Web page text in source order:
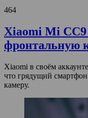
464
Xiaomi Mi
фронтальную
Xiaomi в своём
что грядущий
камеру.